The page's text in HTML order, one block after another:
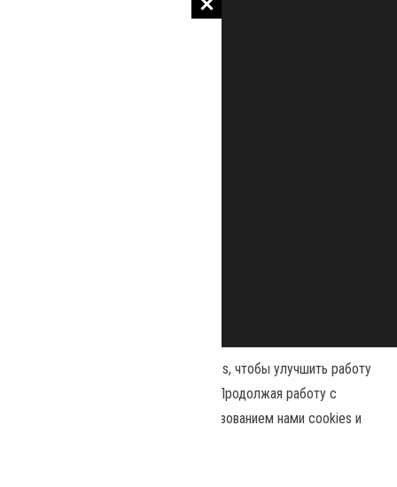
Наш сайт использует файлы cookies, чтобы улучшить работу
и повысить эффективность сайта. Продолжая работу с
сайтом, вы соглашаетесь с использованием нами cookies и